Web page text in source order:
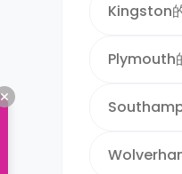
Kingston
Plymouth